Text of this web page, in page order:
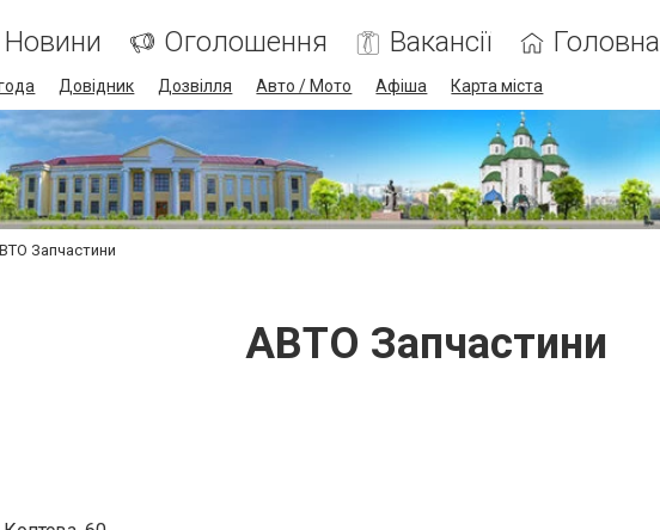
Новини Оголошення Вакансії Головна
Довідник Дозвілля Авто / Мото Афіша Карта міста
Запчастини
АВТО Запчастини